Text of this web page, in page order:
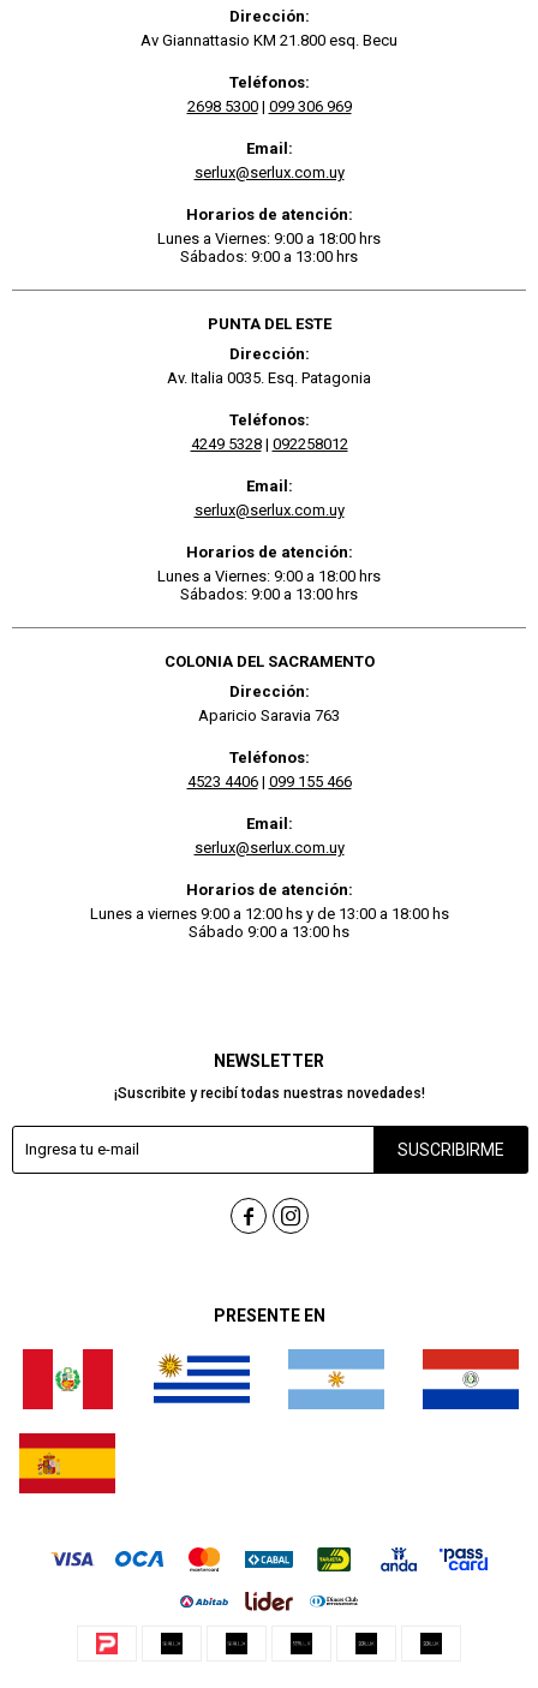
PRESENTE EN
NEWSLETTER
¡Suscribite y recibí todas nuestras novedades!
SUSCRIBIRME
 
Dirección:
Av Giannattasio KM 21.800 esq. Becu
Teléfonos:
2698 5300| 099 306 969
Email:
serlux@serlux.com.uy
Horarios de atención:
Lunes a Viernes: 9:00 a 18:00 hrs
Sábados: 9:00 a 13:00 hrs
PUNTA DEL ESTE
Dirección:
Av. Italia 0035. Esq. Patagonia
Teléfonos:
4249 5328| 092258012
Email:
serlux@serlux.com.uy
Horarios de atención:
Lunes a Viernes: 9:00 a 18:00 hrs
Sábados: 9:00 a 13:00 hrs
COLONIA DEL SACRAMENTO
Dirección:
Aparicio Saravia 763
Teléfonos:
4523 4406| 099 155 466
Email:
serlux@serlux.com.uy
Horarios de atención:
Lunes a viernes 9:00 a 12:00 hs y de 13:00 a 18:00 hs
Sábado 9:00 a 13:00 hs